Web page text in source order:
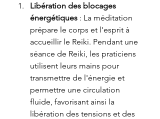
Libération des blocages
énergétiques : La méditation
prépare le corps et l'esprit à
accueillir le Reiki. Pendant une
séance de Reiki, les praticiens
utilisent leurs mains pour
transmettre de l'énergie et
permettre une circulation
fluide, favorisant ainsi la
libération des tensions et des